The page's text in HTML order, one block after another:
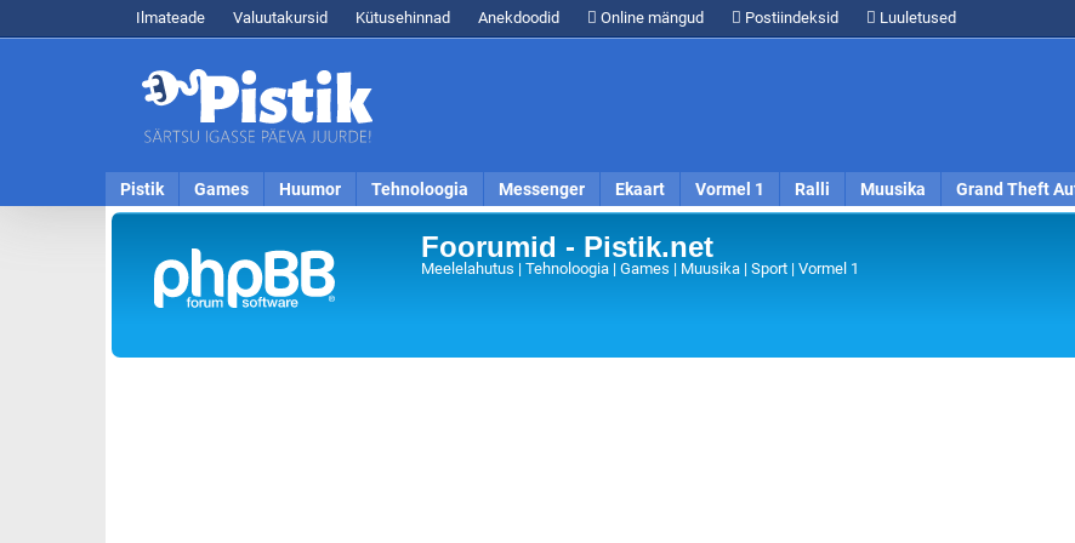
Ilmateade Valuutakursid Kütusehinnad Anekdoodid Online mängud Postiindeksid Luuletused
Pistik Games Huumor Tehnoloogia Messenger Ekaart Vormel 1 Ralli Muusika Grand Theft
Foorumid - Pistik.net
Meelelahutus | Tehnoloogia | Games | Muusika | Sport | Vormel 1